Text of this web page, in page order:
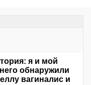
я и мой
обнаружили
вагиналис и